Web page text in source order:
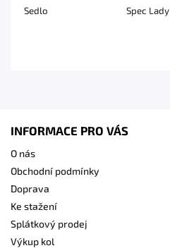
Sedlo
Spec Lady
INFORMACE PRO VÁS
O nás
Obchodní podmínky
Doprava
Ke stažení
Splátkový prodej
Výkup kol